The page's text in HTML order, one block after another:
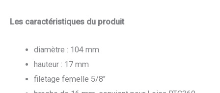
Les caractéristiques du produit
diamètre : 104 mm
hauteur : 17 mm
filetage femelle 5/8″